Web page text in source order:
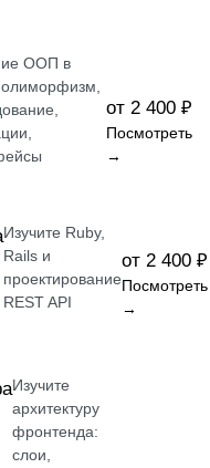
ООП в
от 2 400 ₽
Посмотреть
→
Изучите Ruby,
Rails и
проектирование
REST API
от 2 400 ₽
Посмотреть
→
Изучите
архитектуру
фронтенда:
слои,